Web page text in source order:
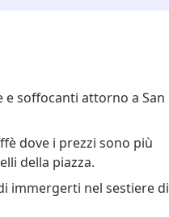
e soffocanti attorno a San
dove i prezzi sono più
della piazza.
immergerti nel sestiere di